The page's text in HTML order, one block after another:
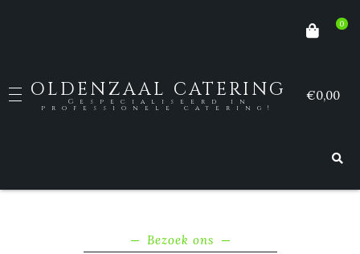
OLDENZAAL CATERING
Gespecialiseerd in
professionele catering!
0
€0,00
Bezoek ons